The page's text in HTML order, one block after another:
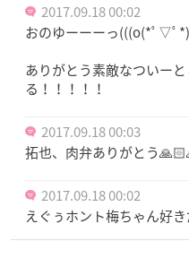
2017.09.18 00:02
おのゆーーーっ(((o(*ﾟ▽ﾟ
ありがとう素敵なついー
る！！！！！
2017.09.18 00:03
拓也、肉弁ありがとう
2017.09.18 00:02
えぐぅホント梅ちゃん好